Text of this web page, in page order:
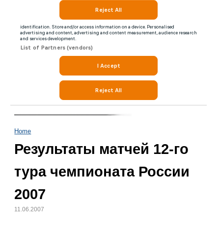
Home
Результаты матчей 12-го
тура чемпионата России
2007
11.06.2007